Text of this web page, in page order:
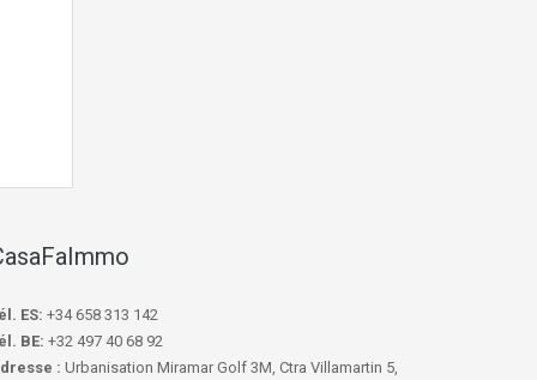
ES: +34 658 313 142
BE: +32 497 40 68 92
: Urbanisation Miramar Golf 3M, Ctra Villamartin 5,